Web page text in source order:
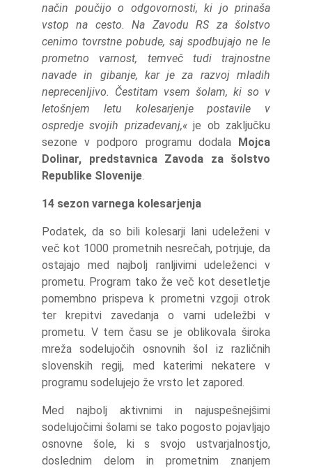
način poučijo o odgovornosti, ki jo prinaša
vstop na cesto. Na Zavodu RS za šolstvo
cenimo tovrstne pobude, saj spodbujajo ne le
prometno varnost, temveč tudi trajnostne
navade in gibanje, kar je za razvoj mladih
neprecenljivo. Čestitam vsem šolam, ki so v
letošnjem letu kolesarjenje postavile v
ospredje svojih prizadevanj,«je ob zaključku
sezone v podporo programu dodala Mojca
Dolinar, predstavnica Zavoda za šolstvo
Republike Slovenije
14 sezon varnega kolesarjenja
Podatek, da so bili kolesarji lani udeleženi v
več kot 1000 prometnih nesrečah, potrjuje, da
ostajajo med najbolj ranljivimi udeleženci v
prometu. Program tako že več kot desetletje
pomembno prispeva k prometni vzgoji otrok
ter krepitvi zavedanja o varni udeležbi v
prometu. V tem času se je oblikovala široka
mreža sodelujočih osnovnih šol iz različnih
slovenskih regij, med katerimi nekatere v
programu sodelujejo že vrsto let zapored.
Med najbolj aktivnimi in najuspešnejšimi
sodelujočimi šolami se tako pogosto pojavljajo
osnovne šole, ki s svojo ustvarjalnostjo,
doslednim delom in prometnim znanjem